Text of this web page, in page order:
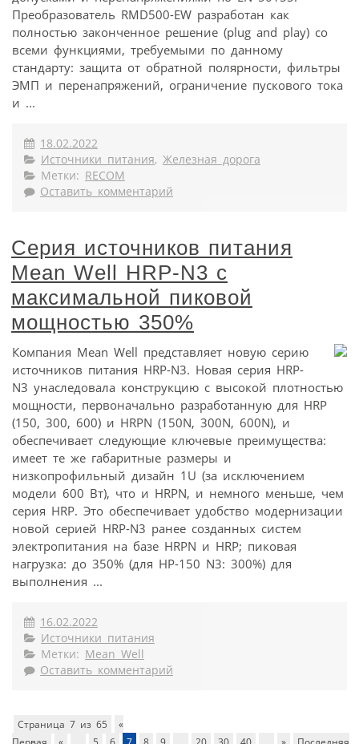
Преобразователь RMD500-EW разработан как
полностью законченное решение (plug and play) со
всеми функциями, требуемыми по данному
стандарту: защита от обратной полярности, фильтры
ЭМП и перенапряжений, ограничение пускового тока
и ...
18.02.2022
Источники питания, Железная дорога
Метки: RECOM
Оставить комментарий
Серия источников питания
Mean Well HRP-N3 с
максимальной пиковой
мощностью 350%
Компания Mean Well представляет новую серию
источников питания HRP-N3. Новая серия HRP-
N3 унаследовала конструкцию с высокой плотностью
мощности, первоначально разработанную для HRP
(150, 300, 600) и HRPN (150N, 300N, 600N), и
обеспечивает следующие ключевые преимущества:
имеет те же габаритные размеры и
низкопрофильный дизайн 1U (за исключением
модели 600 Вт), что и HRPN, и немного меньше, чем
серия HRP. Это обеспечивает удобство модернизации
новой серией HRP-N3 ранее созданных систем
электропитания на базе HRPN и HRP; пиковая
нагрузка: до 350% (для HP-150 N3: 300%) для
выполнения ...
16.02.2022
Источники питания
Метки: Mean Well
Оставить комментарий
Страница 7 из 65
«